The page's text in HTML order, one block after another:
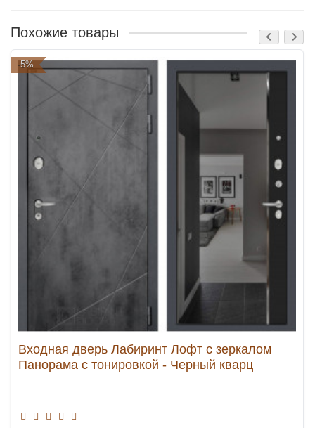
Похожие товары
-5%
Входная дверь Лабиринт Лофт с зеркалом
Панорама с тонировкой - Черный кварц